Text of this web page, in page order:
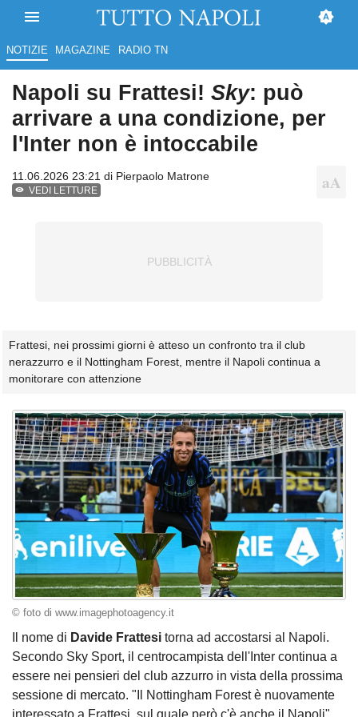
NOTIZIE MAGAZINE RADIO TN
Napoli su Frattesi! Sky: può
arrivare a una condizione, per
l'Inter non è intoccabile
11.06.2026 23:21 di Pierpaolo Matrone
VEDI LETTURE
Frattesi, nei prossimi giorni è atteso un confronto tra il club
nerazzurro e il Nottingham Forest, mentre il Napoli continua a
monitorare con attenzione
© foto di www.imagephotoagency.it
Il nome di Davide Frattesi torna ad accostarsi al Napoli.
Secondo Sky Sport, il centrocampista dell'Inter continua a
essere nei pensieri del club azzurro in vista della prossima
sessione di mercato. "Il Nottingham Forest è nuovamente